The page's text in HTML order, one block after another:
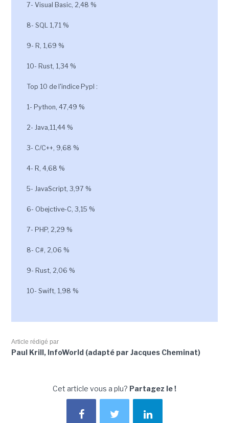
7- Visual Basic, 2,48 %
8- SQL 1,71 %
9- R, 1,69 %
10- Rust, 1,34 %
Top 10 de l'indice Pypl :
1- Python, 47,49 %
2- Java,11,44 %
3- C/C++, 9,68 %
4- R, 4,68 %
5- JavaScript, 3,97 %
6- Obejctive-C, 3,15 %
7- PHP, 2,29 %
8- C#, 2,06 %
9- Rust, 2,06 %
10- Swift, 1,98 %
Article rédigé par
Paul Krill, InfoWorld (adapté par Jacques Cheminat)
Cet article vous a plu? Partagez le !